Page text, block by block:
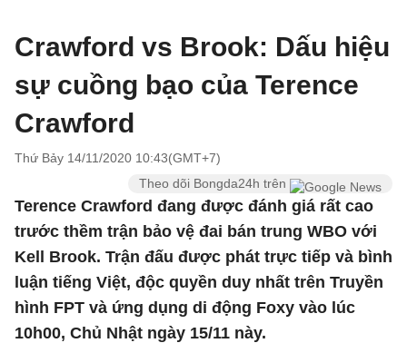
Crawford vs Brook: Dấu hiệu
sự cuồng bạo của Terence
Crawford
Thứ Bảy 14/11/2020 10:43(GMT+7)
Theo dõi Bongda24h trên
Terence Crawford đang được đánh giá rất cao
trước thềm trận bảo vệ đai bán trung WBO với
Kell Brook. Trận đấu được phát trực tiếp và bình
luận tiếng Việt, độc quyền duy nhất trên Truyền
hình FPT và ứng dụng di động Foxy vào lúc
10h00, Chủ Nhật ngày 15/11 này.